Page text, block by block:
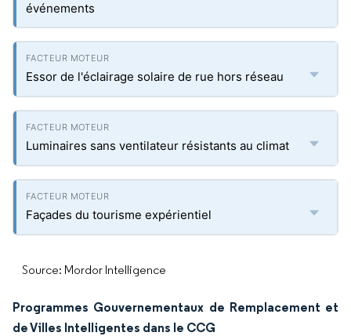
événements
Essor de l'éclairage solaire de rue hors réseau
Luminaires sans ventilateur résistants au climat
Façades du tourisme expérientiel
Source: Mordor Intelligence
Programmes Gouvernementaux de Remplacement et
de Villes Intelligentes dans le CCG